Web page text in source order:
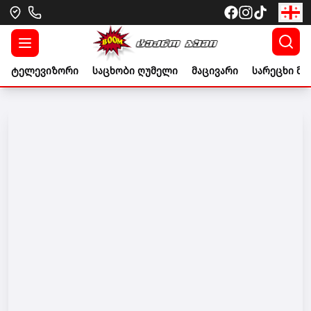
ტელევიზორი საცხობი ღუმელი მაცივარი სარეცხი